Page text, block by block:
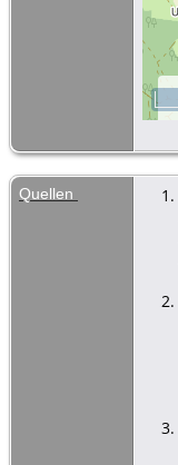
Quellen